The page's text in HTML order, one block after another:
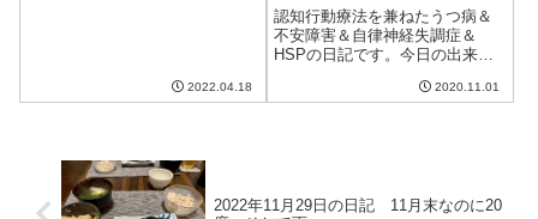
そうで憂鬱。3回目...
2022.04.18
認知行動療法を兼ねたうつ病＆
不安障害＆自律神経失調症＆
HSPの日記です。今日の出来事
気で日差しも暖かい。でも、日
2020.11.01
2022年11月29日の日記 11月末なのに20